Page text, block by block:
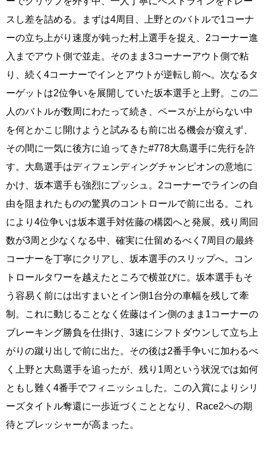
スし差を詰める。まずは4周目、上野とのバトルで1コーナ
ーの立ち上がり速度が鈍った村上選手を捉え、2コーナー進
入までアウト側で並走。そのまま3コーナーアウト側で粘
り、続く4コーナーでインとアウトが逆転し前へ。次なるタ
ーゲットは2位争いを展開していた坂本選手と上野。この二
人のバトルが数周にわたって続き、ペースが上がらない中
を何とかこじ開けようと試みるも前に出る機会が窺えず、
その間に一気に後方に迫ってきた#778大島選手に先行を許
す。大島選手はディフェンディングチャンピオンの意地に
かけ、坂本選手も強烈にプッシュ。2コーナーでラインの自
由を阻まれたものの驚異のコントロールで前に出る。これ
により4位争いは坂本選手対佐藤の構図へと発展。残り周回
数が3周と少なくなる中、確実に仕留めるべく7周目の最終
コーナーを丁寧にクリアし、坂本選手のスリップへ。コン
トロールタワーを越えたところで横並びに。坂本選手もそ
う容易く前には出すまいとイン側1台分の車幅を残して牽
制。これに動じることなく佐藤はイン側のまま1コーナーの
ブレーキング勝負を仕掛け、3速にシフトダウンして立ち上
がりの蹴り出しで前に出た。その後は2番手争いに加わるべ
く上野と大島選手を追ったが、残り1周という状況では如何
ともし難く4番手でフィニッシュした。この入賞によりシリ
ーズタイトル奪還に一歩近づくこととなり、Race2への期
待とプレッシャーが高まった。